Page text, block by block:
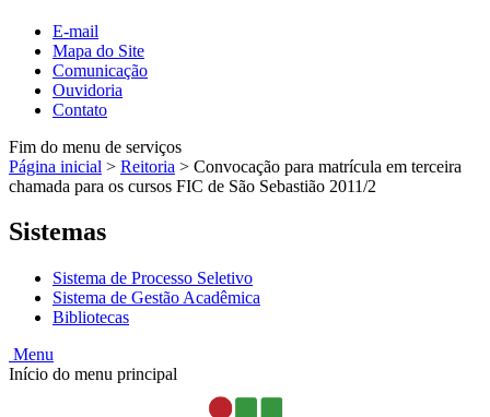
E-mail
Mapa do Site
Comunicação
Ouvidoria
Contato
Fim do menu de serviços
Página inicial > Reitoria > Convocação para matrícula em terceira
chamada para os cursos FIC de São Sebastião 2011/2
Sistemas
Sistema de Processo Seletivo
Sistema de Gestão Acadêmica
Bibliotecas
Menu
Início do menu principal